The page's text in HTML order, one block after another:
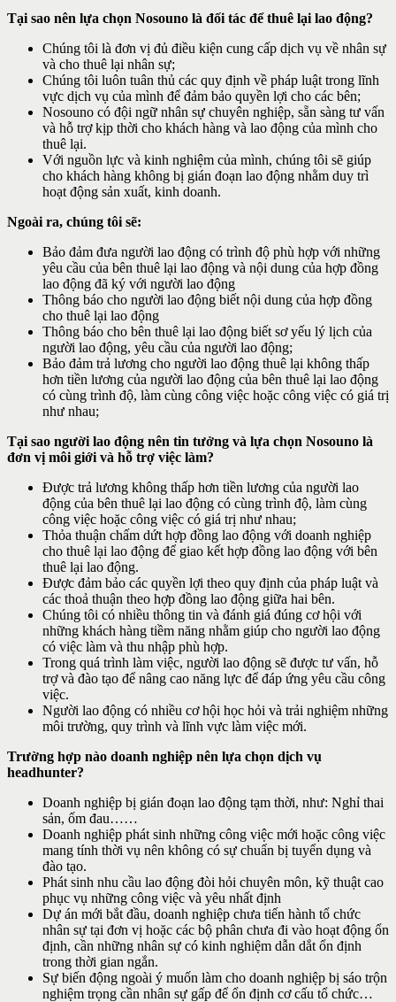
Tại sao nên lựa chọn Nosouno là đối tác để thuê lại lao động?
Chúng tôi là đơn vị đủ điều kiện cung cấp dịch vụ về nhân sự
và cho thuê lại nhân sự;
Chúng tôi luôn tuân thủ các quy định về pháp luật trong lĩnh
vực dịch vụ của mình để đảm bảo quyền lợi cho các bên;
Nosouno có đội ngữ nhân sự chuyên nghiệp, sẵn sàng tư vấn
và hỗ trợ kịp thời cho khách hàng và lao động của mình cho
thuê lại.
Với nguồn lực và kinh nghiệm của mình, chúng tôi sẽ giúp
cho khách hàng không bị gián đoạn lao động nhằm duy trì
hoạt động sản xuất, kinh doanh.
Ngoài ra, chúng tôi sẽ:
Bảo đảm đưa người lao động có trình độ phù hợp với những
yêu cầu của bên thuê lại lao động và nội dung của hợp đồng
lao động đã ký với người lao động
Thông báo cho người lao động biết nội dung của hợp đồng
cho thuê lại lao động
Thông báo cho bên thuê lại lao động biết sơ yếu lý lịch của
người lao động, yêu cầu của người lao động;
Bảo đảm trả lương cho người lao động thuê lại không thấp
hơn tiền lương của người lao động của bên thuê lại lao động
có cùng trình độ, làm cùng công việc hoặc công việc có giá trị
như nhau;
Tại sao người lao động nên tin tưởng và lựa chọn Nosouno là
đơn vị môi giới và hỗ trợ việc làm?
Được trả lương không thấp hơn tiền lương của người lao
động của bên thuê lại lao động có cùng trình độ, làm cùng
công việc hoặc công việc có giá trị như nhau;
Thỏa thuận chấm dứt hợp đồng lao động với doanh nghiệp
cho thuê lại lao động để giao kết hợp đồng lao động với bên
thuê lại lao động.
Được đảm bảo các quyền lợi theo quy định của pháp luật và
các thoả thuận theo hợp đồng lao động giữa hai bên.
Chúng tôi có nhiều thông tin và đánh giá đúng cơ hội với
những khách hàng tiềm năng nhằm giúp cho người lao động
có việc làm và thu nhập phù hợp.
Trong quá trình làm việc, người lao động sẽ được tư vấn, hỗ
trợ và đào tạo để nâng cao năng lực để đáp ứng yêu cầu công
việc.
Người lao động có nhiều cơ hội học hỏi và trải nghiệm những
môi trường, quy trình và lĩnh vực làm việc mới.
Trường hợp nào doanh nghiệp nên lựa chọn dịch vụ
headhunter?
Doanh nghiệp bị gián đoạn lao động tạm thời, như: Nghỉ thai
sản, ốm đau……
Doanh nghiệp phát sinh những công việc mới hoặc công việc
mang tính thời vụ nên không có sự chuẩn bị tuyển dụng và
đào tạo.
Phát sinh nhu cầu lao động đòi hỏi chuyên môn, kỹ thuật cao
phục vụ những công việc và yêu nhất định
Dự án mới bắt đầu, doanh nghiệp chưa tiến hành tổ chức
nhân sự tại đơn vị hoặc các bộ phân chưa đi vào hoạt động ổn
định, cần những nhân sự có kinh nghiệm dẫn dắt ổn định
trong thời gian ngắn.
Sự biến động ngoài ý muốn làm cho doanh nghiệp bị sáo trộn
nghiệm trọng cần nhân sự gấp để ổn định cơ cấu tổ chức…